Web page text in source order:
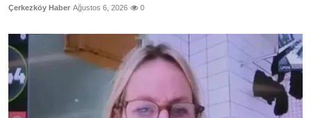
Çerkezköy Haber Ağustos 6, 2026 0